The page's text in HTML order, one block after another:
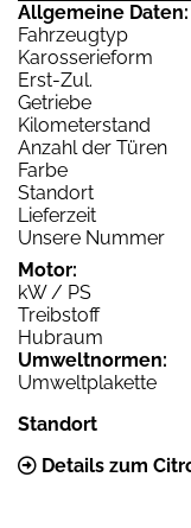
Allgemeine Daten:
Fahrzeugtyp
Karosserieform
Erst-Zul.
Getriebe
Kilometerstand
Anzahl der Türen
Farbe
Standort
Lieferzeit
Unsere Nummer
Motor:
kW / PS
Treibstoff
Hubraum
Umweltnormen:
Umweltplakette
Standort
Details zum